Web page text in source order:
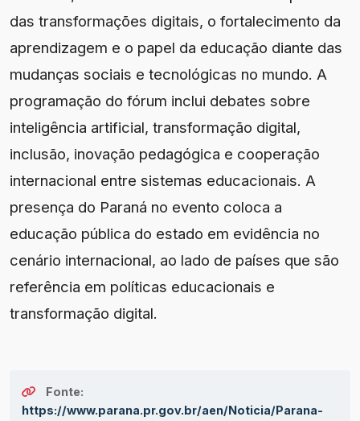
das transformações digitais, o fortalecimento da
aprendizagem e o papel da educação diante das
mudanças sociais e tecnológicas no mundo. A
programação do fórum inclui debates sobre
inteligência artificial, transformação digital,
inclusão, inovação pedagógica e cooperação
internacional entre sistemas educacionais. A
presença do Paraná no evento coloca a
educação pública do estado em evidência no
cenário internacional, ao lado de países que são
referência em políticas educacionais e
transformação digital.
Fonte:
https://www.parana.pr.gov.br/aen/Noticia/Parana-